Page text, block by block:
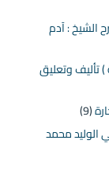
الشيخ : آدم
تأليف وتعليق
(9)
الوليد محمد